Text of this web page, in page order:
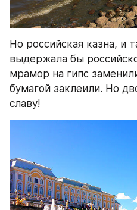
Но российская казна, и
выдержала бы
мрамор на гипс
бумагой заклеили. Но
славу!